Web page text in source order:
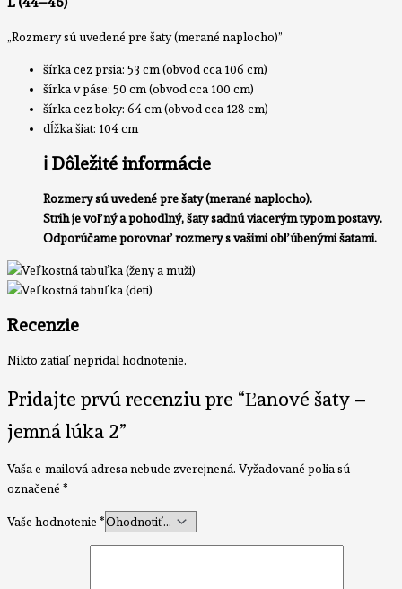
„Rozmery sú uvedené pre šaty (merané naplocho)”
šírka cez prsia: 53 cm (obvod cca 106 cm)
šírka v páse: 50 cm (obvod cca 100 cm)
šírka cez boky: 64 cm (obvod cca 128 cm)
dĺžka šiat: 104 cm
ℹ️ Dôležité informácie
Rozmery sú uvedené pre šaty (merané naplocho).
Strih je voľný a pohodlný, šaty sadnú viacerým typom postavy.
Odporúčame porovnať rozmery s vašimi obľúbenými šatami.
Recenzie
Nikto zatiaľ nepridal hodnotenie.
Pridajte prvú recenziu pre “Ľanové šaty –
jemná lúka 2”
Vaša e-mailová adresa nebude zverejnená. Vyžadované polia sú
označené *
Vaše hodnotenie *